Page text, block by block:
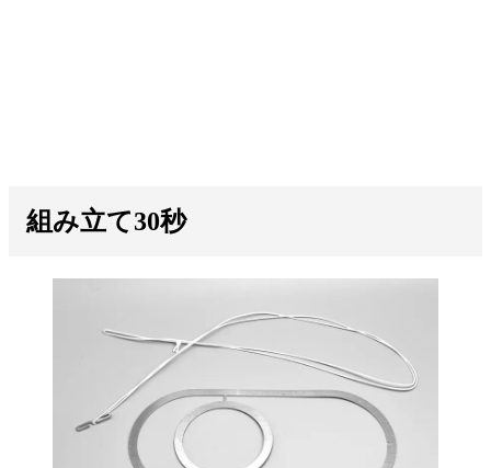
組み立て30秒